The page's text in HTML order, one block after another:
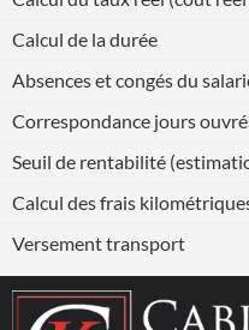
Calcul de la durée
Absences et congés du
Correspondance jours
Seuil de rentabilité
Calcul des frais
Versement transport